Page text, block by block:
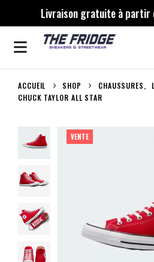
Livraison gratuite à partir
ACCUEIL SHOP CHAUSSURES,
CHUCK TAYLOR ALL STAR
VENTE